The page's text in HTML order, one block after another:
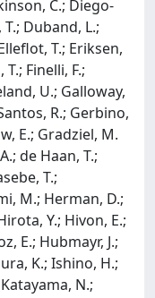
C.; Diego-
Duband, L.;
T.; Eriksen,
Finelli, F.;
U.; Galloway,
R.; Gerbino,
E.; Gradziel, M.
de Haan, T.;
T.;
M.; Herman, D.;
Y.; Hivon, E.;
E.; Hubmayr, J.;
K.; Ishino, H.;
N.;